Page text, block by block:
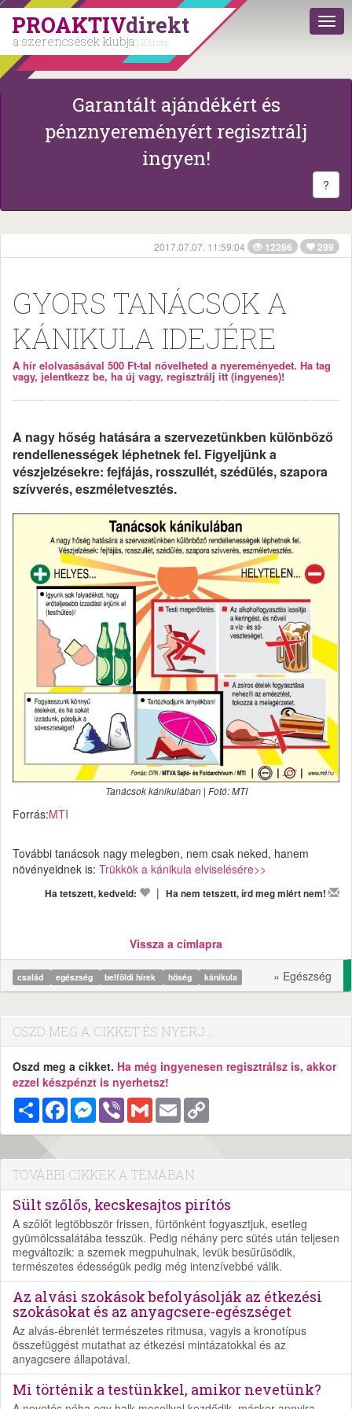
PROAKTIVdirekt
a szerencsések klubja | 2011 óta
Garantált ajándékért és
pénznyereményért regisztrálj
ingyen!
?
2017.07.07. 11:59:04 12266 299
GYORS TANÁCSOK A
KÁNIKULA IDEJÉRE
A hír elolvasásával 500 Ft-tal növelheted a nyereményedet. Ha tag
vagy, jelentkezz be, ha új vagy, regisztrálj itt (ingyenes)!
A nagy hőség hatására a szervezetünkben különböző
rendellenességek léphetnek fel. Figyeljünk a
vészjelzésekre: fejfájás, rosszullét, szédülés, szapora
szívverés, eszméletvesztés.
Tanácsok kánikulában | Fotó: MTI
Forrás:MTI
További tanácsok nagy melegben, nem csak neked, hanem
növényeidnek is: Trükkök a kánikula elviselésére>>
Ha tetszett, kedveld: | Ha nem tetszett, írd meg miért nem!
Vissza a címlapra
család egészség belföldi hírek hőség kánikula » Egészség
OSZD MEG A CIKKET ÉS NYERJ...
Oszd meg a cikket. Ha még ingyenesen regisztrálsz is, akkor
ezzel készpénzt is nyerhetsz!
MegosztásFacebookMessenger
Viber Gmail Email
TOVÁBBI CIKKEK A TÉMÁBAN
Sült szőlős, kecskesajtos pirítós
A szőlőt legtöbbször frissen, fürtönként fogyasztjuk, esetleg
gyümölcssalátába tesszük. Pedig néhány perc sütés után teljesen
megváltozik: a szemek megpuhulnak, levük besűrűsödik,
természetes édességük pedig még intenzívebbé válik.
Az alvási szokások befolyásolják az étkezési
szokásokat és az anyagcsere-egészséget
Az alvás-ébrenlét természetes ritmusa, vagyis a kronotípus
összefüggést mutathat az étkezési mintázatokkal és az
anyagcsere állapotával.
Mi történik a testünkkel, amikor nevetünk?